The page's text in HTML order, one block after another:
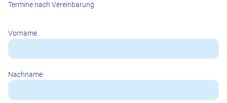
Termine nach Vereinbarung
Vorname
Nachname